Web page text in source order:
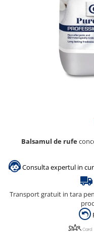
Gama de cosmetice
Salvatore Ferragamo
Gama de cosmetice
Balsamul de rufe
Consulta expertul in
Transport gratuit in tara